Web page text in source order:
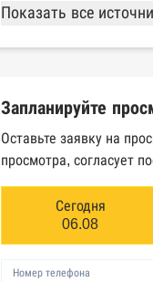
База Росстата
Реестры ЕГРЮЛ и
Картотека
Единый
Единый
Реестр товарных
Показать все
Запланируйте
Оставьте заявку на
просмотра, согласует
Сегодня
06.08
Номер телефона